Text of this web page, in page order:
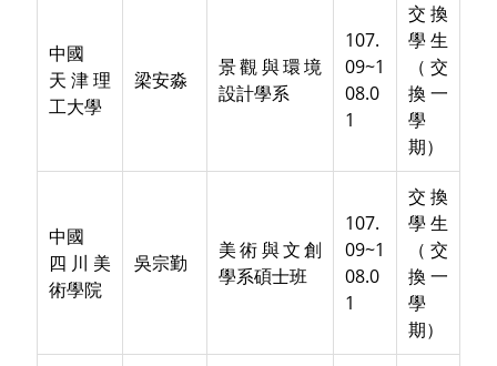
中國
天津理
工大學
梁安淼
景觀與環境
設計學系
107.
09~1
08.0
1
交換
學生
（交
換一
學
期）
中國
四川美
術學院
吳宗勤
美術與文創
學系碩士班
107.
09~1
08.0
1
交換
學生
（交
換一
學
期）